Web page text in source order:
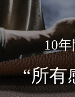
10
“所有